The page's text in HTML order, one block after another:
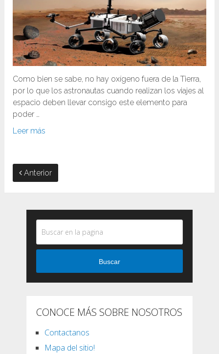
Como bien se sabe, no hay oxígeno fuera de la Tierra,
por lo que los astronautas cuando realizan los viajes al
espacio deben llevar consigo este elemento para
poder …
Leer más
Anterior
Buscar
CONOCE MÁS SOBRE NOSOTROS
Contactanos
Mapa del sitio!